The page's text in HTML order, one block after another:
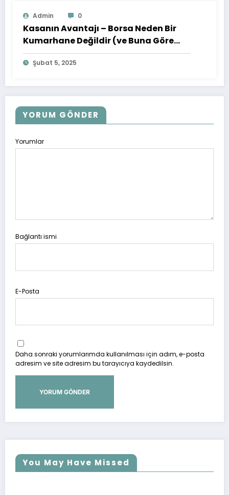
Admin 0
Kasanın Avantajı – Borsa Neden Bir
Kumarhane Değildir (ve Buna Göre
Nasıl Bahis Yapılır)
Şubat 5, 2025
YORUM GÖNDER
Yorumlar
Bağlantı ismi
E-Posta
Daha sonraki yorumlarımda kullanılması için adım, e-posta
adresim ve site adresim bu tarayıcıya kaydedilsin.
You May Have Missed